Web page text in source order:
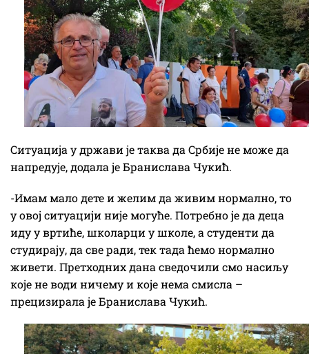
Ситуација у држави је таква да Србије не може да
напредује, додала је Бранислава Чукић.
-Имам мало дете и желим да живим нормално, то
у овој ситуацији није могуће. Потребно је да деца
иду у вртиће, школарци у школе, а студенти да
студирају, да све ради, тек тада ћемо нормално
живети. Претходних дана сведочили смо насиљу
које не води ничему и које нема смисла –
прецизирала је Бранислава Чукић.